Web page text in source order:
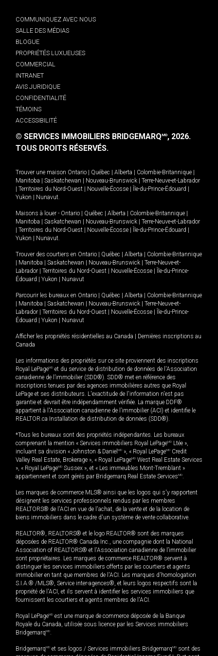
COMMUNIQUEZ AVEC NOUS
SALLE DES MÉDIAS
BLOGUE
PROPRIÉTÉS LUXUEUSES
COMMERCIAL
INTRANET
AVIS JURIDIQUE
CONFIDENTIALITÉ
TÉMOINS
ACCESSIBILITÉ
© SERVICES IMMOBILIERS BRIDGEMARQMD, 2026.
TOUS DROITS RÉSERVÉS.
Trouver une maison Ontario Québec Alberta Colombie-Britannique
Manitoba
Saskatchewan Nouveau-Brunswick
Terre-Neuve-et-Labrador
Territoires du Nord-Ouest Nouvelle-Écosse Île-du-Prince-Édouard
Yukon
Nunavut.
Maisons à louer - Ontario Québec Alberta Colombie-Britannique
Manitoba
Saskatchewan Nouveau-Brunswick
Terre-Neuve-et-Labrador
Territoires du Nord-Ouest Nouvelle-Écosse Île-du-Prince-Édouard
Yukon
Nunavut.
Trouver des courtiers en Ontario Québec Alberta
Colombie-Britannique
Manitoba Saskatchewan Nouveau-Brunswick
Terre-Neuve-et-
Labrador
Territoires du Nord-Ouest Nouvelle-Écosse
Île-du-Prince-
Édouard
Yukon Nunavut
Parcourir les bureaux en Ontario Québec Alberta
Colombie-Britannique
Manitoba Saskatchewan Nouveau-Brunswick
Terre-Neuve-et-
Labrador
Territoires du Nord-Ouest Nouvelle-Écosse
Île-du-Prince-
Édouard
Yukon Nunavut
Afficher les propriétés résidentielles au Canada
Dernières inscriptions au
Canada
Les informations des propriétés sur ce site proviennent des inscriptions
Royal LePageMD et du service de distribution de données de l'Association
canadienne de l’immobilier (SDD®). SDD® met en référence des
inscriptions tenues par des agences immobilières autres que Royal
LePage et ses distributeurs. L'exactitude de l'information n'est pas
garantie et devrait être indépendamment vérifiée. La marque DDF®
appartient à l'Association canadienne de l’immobilier (ACI) et identifie le
REALTOR.ca Installation de distribution de données (SDD®).
*Tous les bureaux sont des propriétés indépendantes. Les bureaux
comprenant la mention « Services immobiliers Royal LePageMD Ltée »,
incluant sa division « Johnston & Daniel MD », « Royal LePageMD Credit
Valley Real Estate, Brokerage », « Royal LePageMD West Real Estate Services
», « Royal LePageMD Sussex », et « Les immeubles Mont-Tremblant »
appartiennent et sont gérés par Bridgemarq Real Estate ServicesMD.
Les marques de commerce MLS® ainsi que les logos qui s'y rapportent
désignent les services professionnels rendus par les membres
REALTORS® de l'ACI en vue de l'achat, de la vente et de la location de
biens immobiliers dans le cadre d'un système de vente collaborative.
REALTOR®, REALTORS® et le logo REALTOR® sont des marques
déposées de REALTOR® Canada Inc., une compagnie dont la National
Association of REALTORS® et l'Association canadienne de l’immobilier
sont propriétaires. Les marques de commerce REALTOR® servent à
distinguer les services immobiliers offerts par les courtiers et agents
immobilier en tant que membres de l'ACI. Les marques d'homologation
S.I.A.® /MLS®, Service inter-agences®, et leurs logos respectifs sont la
propriété de l'ACI, et ils servent à identifier les services immobiliers que
fournissent les courtiers et agents membres de l'ACI.
Royal LePageMD est une marque de commerce déposée de la Banque
Royale du Canada, utilisée sous licence par les Services immobiliers
BridgemarqMD.
BridgemarqMD et ses logos / Services immobiliers BridgemarqMD sont des